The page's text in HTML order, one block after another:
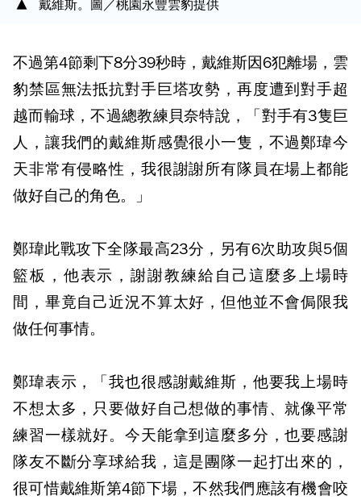
戴維斯。圖／桃園永豐雲豹提供
不過第4節剩下8分39秒時，戴維斯因6犯離場，雲
豹禁區無法抵抗對手巨塔攻勢，再度遭到對手超
越而輸球，不過總教練貝奈特說，「對手有3隻巨
人，讓我們的戴維斯感覺很小一隻，不過鄭瑋今
天非常有侵略性，我很謝謝所有隊員在場上都能
做好自己的角色。」
鄭瑋此戰攻下全隊最高23分，另有6次助攻與5個
籃板，他表示，謝謝教練給自己這麼多上場時
間，畢竟自己近況不算太好，但他並不會侷限我
做任何事情。
鄭瑋表示，「我也很感謝戴維斯，他要我上場時
不想太多，只要做好自己想做的事情、就像平常
練習一樣就好。今天能拿到這麼多分，也要感謝
隊友不斷分享球給我，這是團隊一起打出來的，
很可惜戴維斯第4節下場，不然我們應該有機會咬